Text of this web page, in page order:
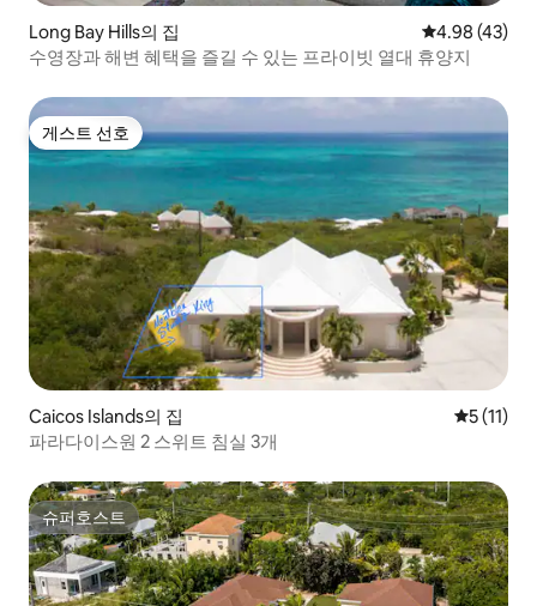
Long Bay Hills의 집 평점 4.98점(5
4.98 (43)
수영장과 해변 혜택을 즐길 수 있는 프라이빗 열대 휴양지
게스트 선호
게스트 선호
Caicos Islands의 집 평점 5점
5 (11)
파라다이스원 2 스위트 침실 3개
슈퍼호스트
슈퍼호스트